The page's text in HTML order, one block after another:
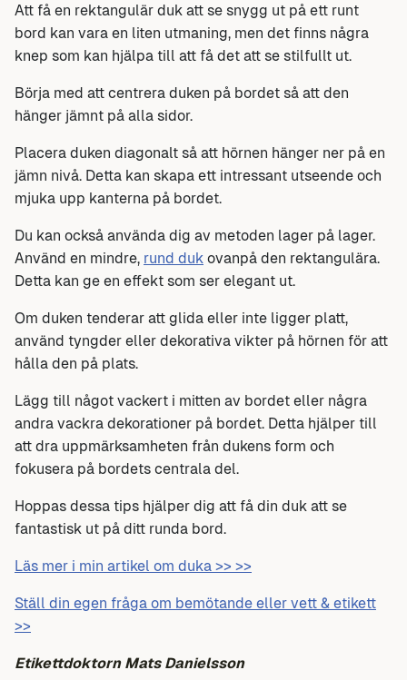
Att få en rektangulär duk att se snygg ut på ett runt
bord kan vara en liten utmaning, men det finns några
knep som kan hjälpa till att få det att se stilfullt ut.
Börja med att centrera duken på bordet så att den
hänger jämnt på alla sidor.
Placera duken diagonalt så att hörnen hänger ner på en
jämn nivå. Detta kan skapa ett intressant utseende och
mjuka upp kanterna på bordet.
Du kan också använda dig av metoden lager på lager.
Använd en mindre, rund duk ovanpå den rektangulära.
Detta kan ge en effekt som ser elegant ut.
Om duken tenderar att glida eller inte ligger platt,
använd tyngder eller dekorativa vikter på hörnen för att
hålla den på plats.
Lägg till något vackert i mitten av bordet eller några
andra vackra dekorationer på bordet. Detta hjälper till
att dra uppmärksamheten från dukens form och
fokusera på bordets centrala del.
Hoppas dessa tips hjälper dig att få din duk att se
fantastisk ut på ditt runda bord.
Läs mer i min artikel om duka >> >>
Ställ din egen fråga om bemötande eller vett & etikett
>>
Etikettdoktorn Mats Danielsson